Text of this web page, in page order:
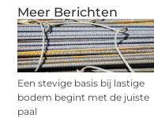
Meer Berichten
Een stevige basis bij lastige
bodem begint met de juiste
paal